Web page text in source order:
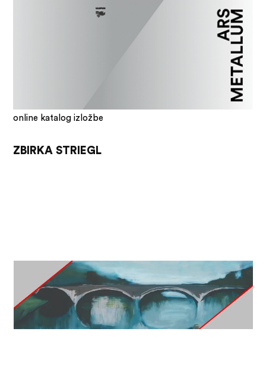
online katalog izložbe
ZBIRKA STRIEGL